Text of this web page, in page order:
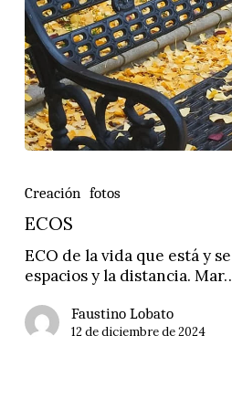
Creación fotos
ECOS
ECO de la vida que está y
espacios y la distancia.
Faustino Lobato
12 de diciembre de 2024